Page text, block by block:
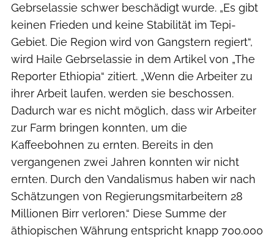
Gebrselassie schwer beschädigt wurde. „Es gibt
keinen Frieden und keine Stabilität im Tepi-
Gebiet. Die Region wird von Gangstern regiert“,
wird Haile Gebrselassie in dem Artikel von „The
Reporter Ethiopia“ zitiert. „Wenn die Arbeiter zu
ihrer Arbeit laufen, werden sie beschossen.
Dadurch war es nicht möglich, dass wir Arbeiter
zur Farm bringen konnten, um die
Kaffeebohnen zu ernten. Bereits in den
vergangenen zwei Jahren konnten wir nicht
ernten. Durch den Vandalismus haben wir nach
Schätzungen von Regierungsmitarbeitern 28
Millionen Birr verloren.“ Diese Summe der
äthiopischen Währung entspricht knapp 700.000